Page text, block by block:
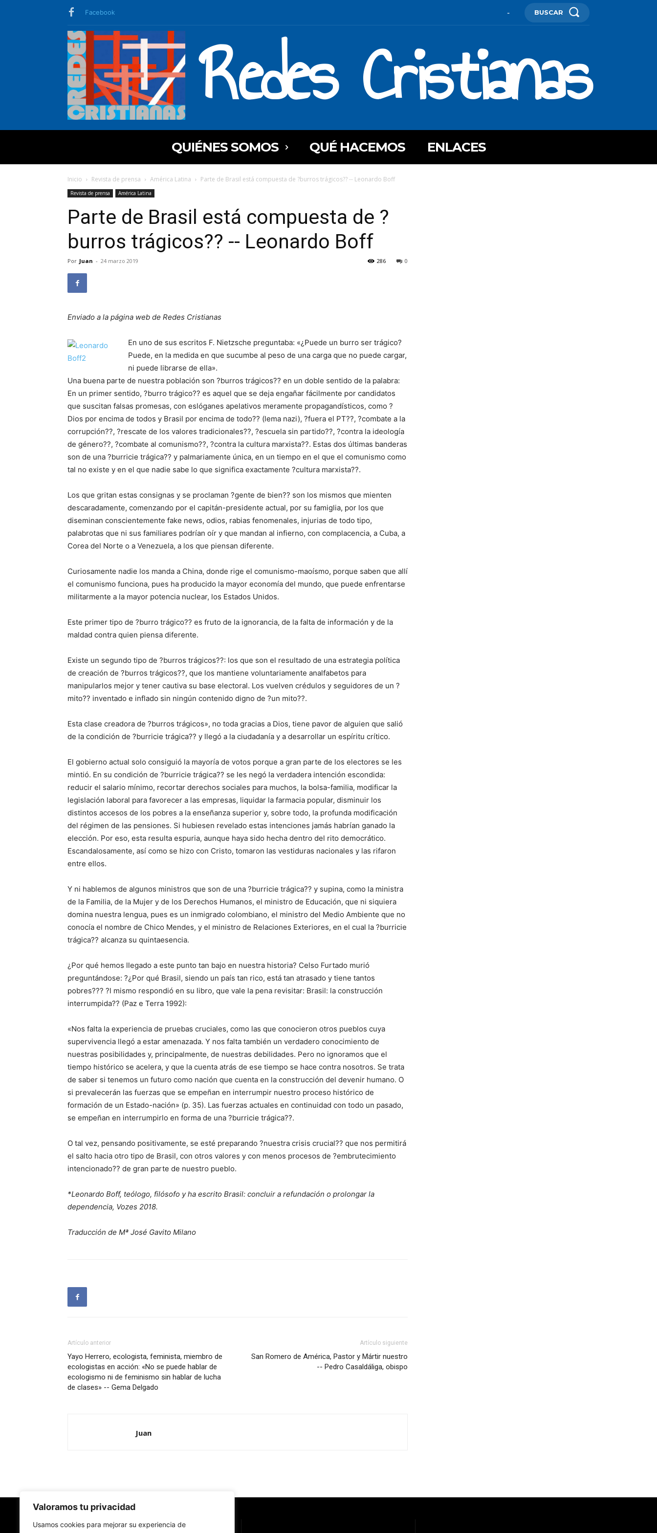
Valoramos tu privacidad
Usamos cookies para mejorar su experiencia de
Facebook - BUSCAR
Redes Cristianas
QUIÉNES SOMOS QUÉ HACEMOS ENLACES
Inicio Revista de prensa América Latina Parte de Brasil está compuesta de ?burros trágicos?? -- Leonardo Boff
Revista de prensa América Latina
Parte de Brasil está compuesta de ?
burros trágicos?? -- Leonardo Boff
Por Juan - 24 marzo 2019 0
286
Enviado a la página web de Redes Cristianas
En uno de sus escritos F. Nietzsche preguntaba: «¿Puede un burro ser trágico?
Puede, en la medida en que sucumbe al peso de una carga que no puede cargar,
ni puede librarse de ella».
Una buena parte de nuestra población son ?burros trágicos?? en un doble sentido de la palabra:
En un primer sentido, ?burro trágico?? es aquel que se deja engañar fácilmente por candidatos
que suscitan falsas promesas, con eslóganes apelativos meramente propagandísticos, como ?
Dios por encima de todos y Brasil por encima de todo?? (lema nazi), ?fuera el PT??, ?combate a la
corrupción??, ?rescate de los valores tradicionales??, ?escuela sin partido??, ?contra la ideología
de género??, ?combate al comunismo??, ?contra la cultura marxista??. Estas dos últimas banderas
son de una ?burricie trágica?? y palmariamente única, en un tiempo en el que el comunismo como
tal no existe y en el que nadie sabe lo que significa exactamente ?cultura marxista??.
Los que gritan estas consignas y se proclaman ?gente de bien?? son los mismos que mienten
descaradamente, comenzando por el capitán-presidente actual, por su famiglia, por los que
diseminan conscientemente fake news, odios, rabias fenomenales, injurias de todo tipo,
palabrotas que ni sus familiares podrían oír y que mandan al infierno, con complacencia, a Cuba, a
Corea del Norte o a Venezuela, a los que piensan diferente.
Curiosamente nadie los manda a China, donde rige el comunismo-maoísmo, porque saben que allí
el comunismo funciona, pues ha producido la mayor economía del mundo, que puede enfrentarse
militarmente a la mayor potencia nuclear, los Estados Unidos.
Este primer tipo de ?burro trágico?? es fruto de la ignorancia, de la falta de información y de la
maldad contra quien piensa diferente.
Existe un segundo tipo de ?burros trágicos??: los que son el resultado de una estrategia política
de creación de ?burros trágicos??, que los mantiene voluntariamente analfabetos para
manipularlos mejor y tener cautiva su base electoral. Los vuelven crédulos y seguidores de un ?
mito?? inventado e inflado sin ningún contenido digno de ?un mito??.
Esta clase creadora de ?burros trágicos», no toda gracias a Dios, tiene pavor de alguien que salió
de la condición de ?burricie trágica?? y llegó a la ciudadanía y a desarrollar un espíritu crítico.
El gobierno actual solo consiguió la mayoría de votos porque a gran parte de los electores se les
mintió. En su condición de ?burricie trágica?? se les negó la verdadera intención escondida:
reducir el salario mínimo, recortar derechos sociales para muchos, la bolsa-familia, modificar la
legislación laboral para favorecer a las empresas, liquidar la farmacia popular, disminuir los
distintos accesos de los pobres a la enseñanza superior y, sobre todo, la profunda modificación
del régimen de las pensiones. Si hubiesen revelado estas intenciones jamás habrían ganado la
elección. Por eso, esta resulta espuria, aunque haya sido hecha dentro del rito democrático.
Escandalosamente, así como se hizo con Cristo, tomaron las vestiduras nacionales y las rifaron
entre ellos.
Y ni hablemos de algunos ministros que son de una ?burricie trágica?? y supina, como la ministra
de la Familia, de la Mujer y de los Derechos Humanos, el ministro de Educación, que ni siquiera
domina nuestra lengua, pues es un inmigrado colombiano, el ministro del Medio Ambiente que no
conocía el nombre de Chico Mendes, y el ministro de Relaciones Exteriores, en el cual la ?burricie
trágica?? alcanza su quintaesencia.
¿Por qué hemos llegado a este punto tan bajo en nuestra historia? Celso Furtado murió
preguntándose: ?¿Por qué Brasil, siendo un país tan rico, está tan atrasado y tiene tantos
pobres??? ?l mismo respondió en su libro, que vale la pena revisitar: Brasil: la construcción
interrumpida?? (Paz e Terra 1992):
«Nos falta la experiencia de pruebas cruciales, como las que conocieron otros pueblos cuya
supervivencia llegó a estar amenazada. Y nos falta también un verdadero conocimiento de
nuestras posibilidades y, principalmente, de nuestras debilidades. Pero no ignoramos que el
tiempo histórico se acelera, y que la cuenta atrás de ese tiempo se hace contra nosotros. Se trata
de saber si tenemos un futuro como nación que cuenta en la construcción del devenir humano. O
si prevalecerán las fuerzas que se empeñan en interrumpir nuestro proceso histórico de
formación de un Estado-nación» (p. 35). Las fuerzas actuales en continuidad con todo un pasado,
se empeñan en interrumpirlo en forma de una ?burricie trágica??.
O tal vez, pensando positivamente, se esté preparando ?nuestra crisis crucial?? que nos permitirá
el salto hacia otro tipo de Brasil, con otros valores y con menos procesos de ?embrutecimiento
intencionado?? de gran parte de nuestro pueblo.
*Leonardo Boff, teólogo, filósofo y ha escrito Brasil: concluir a refundación o prolongar la
dependencia, Vozes 2018.
Traducción de Mª José Gavito Milano
Artículo anterior
Yayo Herrero, ecologista, feminista, miembro de
ecologistas en acción: «No se puede hablar de
ecologismo ni de feminismo sin hablar de lucha
de clases» -- Gema Delgado
Artículo siguiente
San Romero de América, Pastor y Mártir nuestro
-- Pedro Casaldáliga, obispo
Juan